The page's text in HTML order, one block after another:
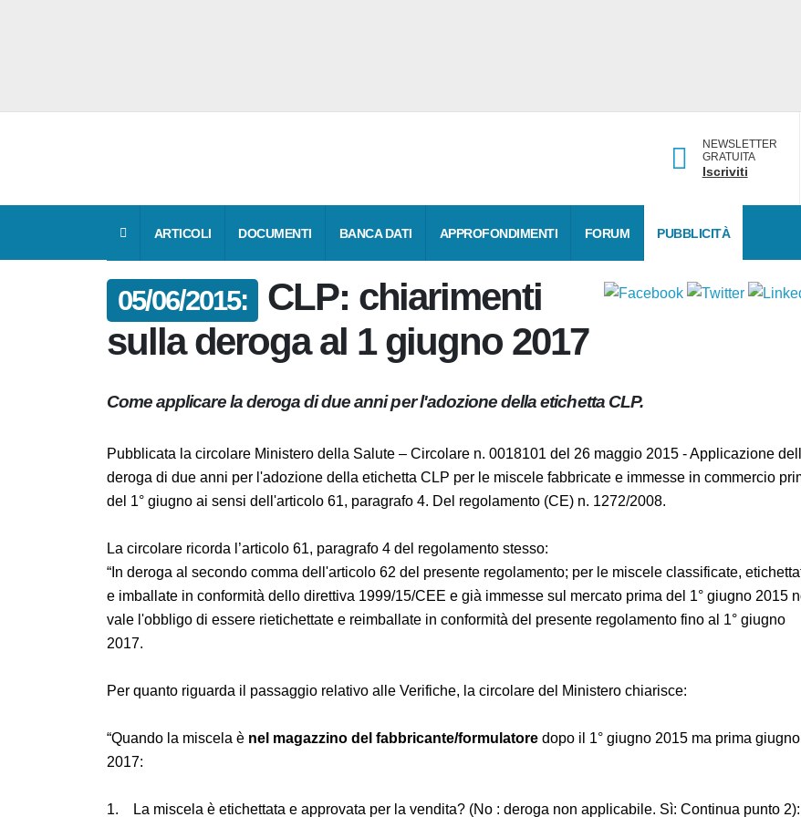
NEWSLETTER
GRATUITA
Iscriviti
ARTICOLI DOCUMENTI BANCA DATI APPROFONDIMENTI FORUM PUBBLICITÀ
05/06/2015:
CLP: chiarimenti
sulla deroga al 1 giugno 2017
Come applicare la deroga di due anni per l'adozione della etichetta CLP.
Pubblicata la circolare Ministero della Salute – Circolare n. 0018101 del 26 maggio 2015 - Applicazione
della deroga di due anni per l'adozione della etichetta CLP per le miscele fabbricate e immesse in
commercio prima del 1° giugno ai sensi dell'articolo 61, paragrafo 4. Del regolamento (CE) n.
La circolare ricorda l’articolo 61, paragrafo 4 del regolamento stesso:
“In deroga al secondo comma dell'articolo 62 del presente regolamento; per le miscele classificate,
etichettate e imballate in conformità dello direttiva 1999/15/CEE e già immesse sul mercato prima del
1° giugno 2015 non vale l'obbligo di essere rietichettate e reimballate in conformità del presente
“Quando la miscela è